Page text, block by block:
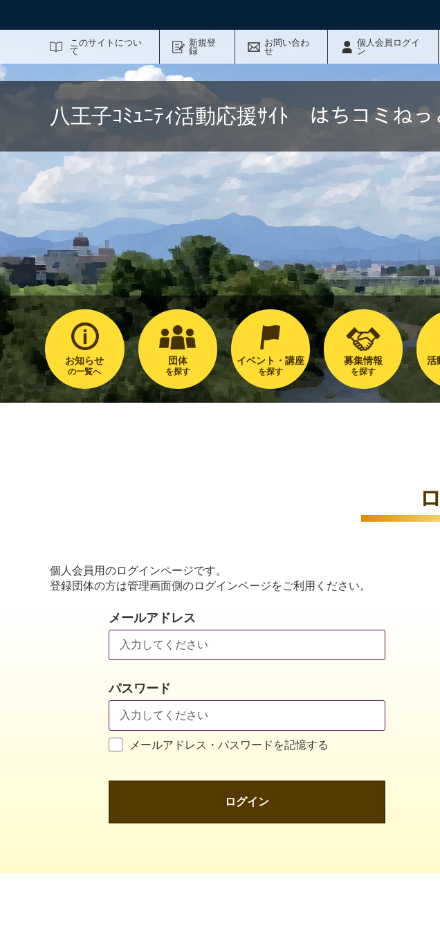
このサイトについ
て
新規登
録
お問い合わ
せ
個人会員ログイ
ン
八王子ｺﾐｭﾆﾃｨ活動応援ｻｲﾄ はちコミねっ
お知らせ
の一覧へ
団体
を探す
イベント・講座
を探す
募集情報
を探す
活
個人会員用のログインページです。
登録団体の方は管理画面側のログインページをご利用ください。
メールアドレス
パスワード
メールアドレス・パスワードを記憶する
ログイン